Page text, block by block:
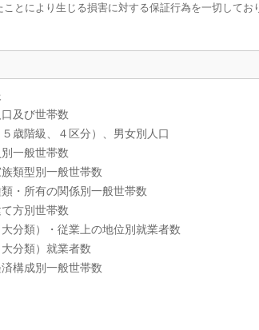
とにより生じる損害に対する保証行為を一切して
及び世帯数
歳階級、４区分）、男女別人口
一般世帯数
類型別一般世帯数
・所有の関係別一般世帯数
方別世帯数
分類）・従業上の地位別就業者数
分類）就業者数
構成別一般世帯数